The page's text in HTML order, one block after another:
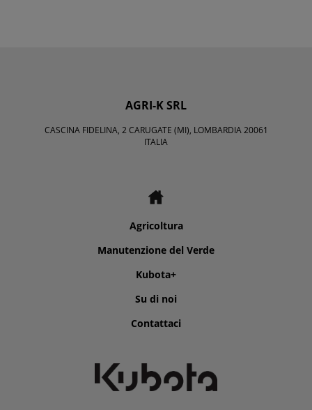
AGRI-K SRL
CASCINA FIDELINA, 2 CARUGATE (MI), LOMBARDIA 20061
ITALIA
Agricoltura
Manutenzione del Verde
Kubota+
Su di noi
Contattaci